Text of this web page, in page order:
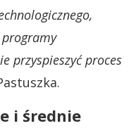
przyspieszyć proces
i średnie